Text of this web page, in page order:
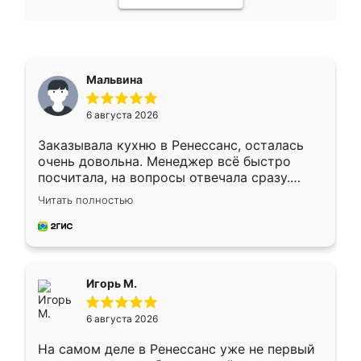
Мальвина
6 августа 2026
Заказывала кухню в Ренессанс, осталась
очень довольна. Менеджер всё быстро
посчитала, на вопросы отвечала сразу.
Замерщик приехал в субботу, подошёл к
делу со всей ответственностью. Собрали
за день, ребята работали аккуратно, даже
Читать полностью
Игорь М.
6 августа 2026
На самом деле в Ренессанс уже не первый